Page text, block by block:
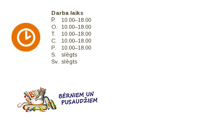
Darba laiks
P.
10.00–18.00
O.
10.00–18.00
T.
10.00–18.00
C.
10.00–18.00
P.
10.00–18.00
S.
slēgts
Sv.
slēgts